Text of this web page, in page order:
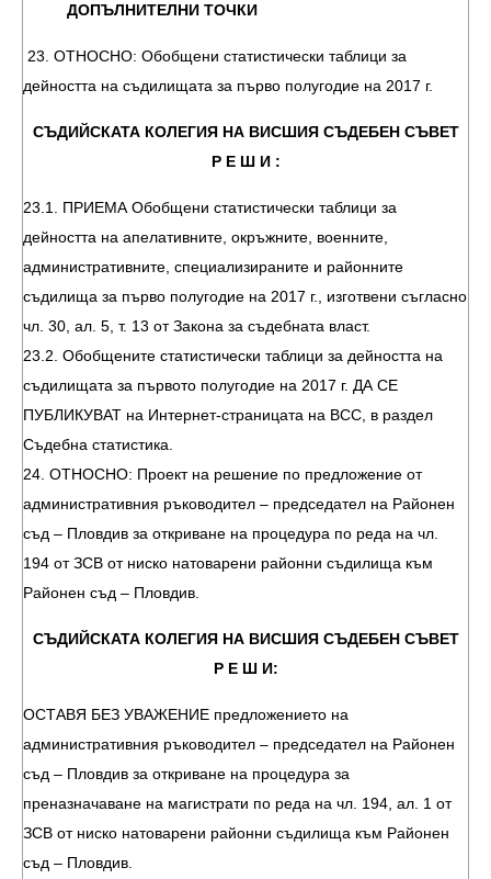
ДОПЪЛНИТЕЛНИ ТОЧКИ
23. ОТНОСНО: Обобщени статистически таблици за
дейността на съдилищата за първо полугодие на 2017 г.
СЪДИЙСКАТА КОЛЕГИЯ НА ВИСШИЯ СЪДЕБЕН СЪВЕТ
Р Е Ш И :
23.1. ПРИЕМА Обобщени статистически таблици за
дейността на апелативните, окръжните, военните,
административните, специализираните и районните
съдилища за първо полугодие на 2017 г., изготвени съгласно
чл. 30, ал. 5, т. 13 от Закона за съдебната власт.
23.2. Обобщените статистически таблици за дейността на
съдилищата за първото полугодие на 2017 г. ДА СЕ
ПУБЛИКУВАТ на Интернет-страницата на ВСС, в раздел
Съдебна статистика.
24. ОТНОСНО: Проект на решение по предложение от
административния ръководител – председател на Районен
съд – Пловдив за откриване на процедура по реда на чл.
194 от ЗСВ от ниско натоварени районни съдилища към
Районен съд – Пловдив.
СЪДИЙСКАТА КОЛЕГИЯ НА ВИСШИЯ СЪДЕБЕН СЪВЕТ
Р Е Ш И:
ОСТАВЯ БЕЗ УВАЖЕНИЕ предложението на
административния ръководител – председател на Районен
съд – Пловдив за откриване на процедура за
преназначаване на магистрати по реда на чл. 194, ал. 1 от
ЗСВ от ниско натоварени районни съдилища към Районен
съд – Пловдив.